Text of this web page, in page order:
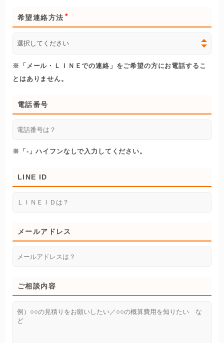
希望連絡方法
※「メール・ＬＩＮＥでの連絡」をご希望の方にお電話するこ
とはありません。
電話番号
※「-」ハイフンなしで入力してください。
LINE ID
メールアドレス
ご相談内容